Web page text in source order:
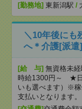
[勤務地] 東新潟駅 /
＼10年後にも
へ＊介護[派遣]
[給 与] 無資格未
時給1300円～ ★日
いも選べます）※
支払いとなります。